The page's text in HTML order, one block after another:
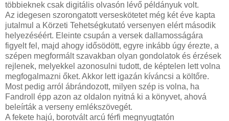
többieknek csak digitális olvasón lévő példányuk volt.
Az idegesen szorongatott verseskötetet még két éve kapta
jutalmul a Körzeti Tehetségkutató versenyen elért második
helyezéséért. Eleinte csupán a versek dallamosságára
figyelt fel, majd ahogy idősödött, egyre inkább úgy érezte, a
szépen megformált szavakban olyan gondolatok és érzések
rejlenek, melyekkel azonosulni tudott, de képtelen lett volna
megfogalmazni őket. Akkor lett igazán kíváncsi a költőre.
Most pedig arról ábrándozott, milyen szép is volna, ha
Fandroll épp azon az oldalon nyitná ki a könyvet, ahová
beleírták a verseny emlékszövegét.
A fekete hajú, borotvált arcú férfi megnyugtatón